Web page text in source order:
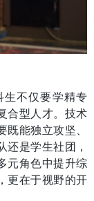
生不仅要学精专
合型人才。技术
能独立攻坚、
还是学生社团，
元角色中提升综
更在于视野的开